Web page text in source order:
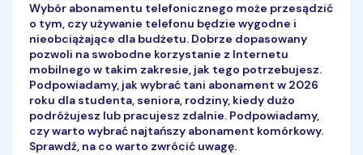
Wybór abonamentu telefonicznego może przesądzić
o tym, czy używanie telefonu będzie wygodne i
nieobciążające dla budżetu. Dobrze dopasowany
pozwoli na swobodne korzystanie z Internetu
mobilnego w takim zakresie, jak tego potrzebujesz.
Podpowiadamy, jak wybrać tani abonament w 2026
roku dla studenta, seniora, rodziny, kiedy dużo
podróżujesz lub pracujesz zdalnie. Podpowiadamy,
czy warto wybrać najtańszy abonament komórkowy.
Sprawdź, na co warto zwrócić uwagę.